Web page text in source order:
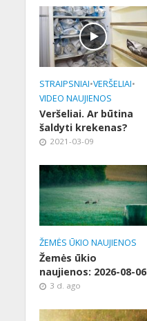
STRAIPSNIAI•VERŠELIAI•
VIDEO NAUJIENOS
Veršeliai. Ar būtina
šaldyti krekenas?
2021-03-09
ŽEMĖS ŪKIO NAUJIENOS
Žemės ūkio
naujienos: 2026-08-06
3 d. ago